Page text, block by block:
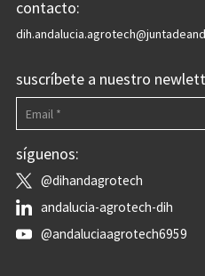
contacto:
suscríbete a nuestro
síguenos:
@dihandagrotech
andalucia-agrotech-dih
@andaluciaagrotech6959